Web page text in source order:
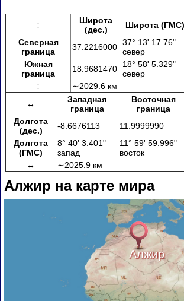
↕
Широта
(дес.)
Широта (ГМС)
Северная
граница
37.2216000 37° 13' 17.76"
север
Южная
граница
18.9681470
18° 58' 5.329"
север
↕
∼2029.6 км
↔
Западная
граница
Восточная
граница
Долгота
(дес.)
-8.6676113
11.9999990
Долгота
(ГМС)
8° 40' 3.401"
запад
11° 59' 59.996"
восток
↔
∼2025.9 км
Алжир на карте мира
Алжир